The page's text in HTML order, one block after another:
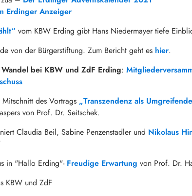
Erdinger Anzeiger
vom KBW Erding gibt Hans Niedermayer tiefe
von der Bürgerstiftung. Zum Bericht geht es hier.
bei KBW und ZdF Erding:
des Vortrags „Transzendenz als
von Prof. Dr. Seitschek.
Claudia Beil, Sabine Penzenstadler und Nikolaus
in "Hallo Erding"- Freudige Erwartung von Prof. Dr.
KBW und ZdF